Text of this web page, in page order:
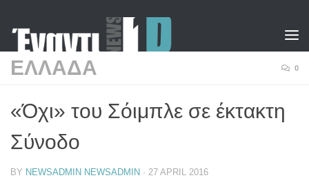
ΕΛΛΑΔΑ 0
«Όχι» του Σόιμπλε σε έκτακτη
Σύνοδο
BY NEWSADMIN NEWSADMIN · 27 APRIL 2016